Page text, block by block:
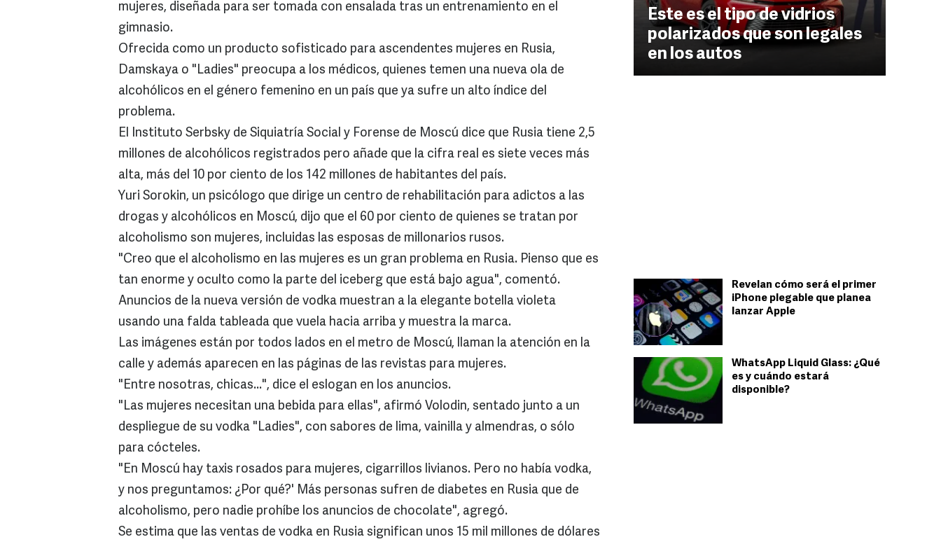
Este es el tipo de vidrios
polarizados que son legales
en los autos
Revelan cómo será el primer
iPhone plegable que planea
lanzar Apple
WhatsApp Liquid Glass: ¿Qué
es y cuándo estará
disponible?
mujeres, diseñada para ser tomada con ensalada tras un entrenamiento en el
gimnasio.
Ofrecida como un producto sofisticado para ascendentes mujeres en Rusia,
Damskaya o "Ladies" preocupa a los médicos, quienes temen una nueva ola de
alcohólicos en el género femenino en un país que ya sufre un alto índice del
problema.
El Instituto Serbsky de Siquiatría Social y Forense de Moscú dice que Rusia tiene 2,5
millones de alcohólicos registrados pero añade que la cifra real es siete veces más
alta, más del 10 por ciento de los 142 millones de habitantes del país.
Yuri Sorokin, un psicólogo que dirige un centro de rehabilitación para adictos a las
drogas y alcohólicos en Moscú, dijo que el 60 por ciento de quienes se tratan por
alcoholismo son mujeres, incluidas las esposas de millonarios rusos.
"Creo que el alcoholismo en las mujeres es un gran problema en Rusia. Pienso que es
tan enorme y oculto como la parte del iceberg que está bajo agua", comentó.
Anuncios de la nueva versión de vodka muestran a la elegante botella violeta
usando una falda tableada que vuela hacia arriba y muestra la marca.
Las imágenes están por todos lados en el metro de Moscú, llaman la atención en la
calle y además aparecen en las páginas de las revistas para mujeres.
"Entre nosotras, chicas...", dice el eslogan en los anuncios.
"Las mujeres necesitan una bebida para ellas", afirmó Volodin, sentado junto a un
despliegue de su vodka "Ladies", con sabores de lima, vainilla y almendras, o sólo
para cócteles.
"En Moscú hay taxis rosados para mujeres, cigarrillos livianos. Pero no había vodka,
y nos preguntamos: ¿Por qué?' Más personas sufren de diabetes en Rusia que de
alcoholismo, pero nadie prohíbe los anuncios de chocolate", agregó.
Se estima que las ventas de vodka en Rusia significan unos 15 mil millones de dólares